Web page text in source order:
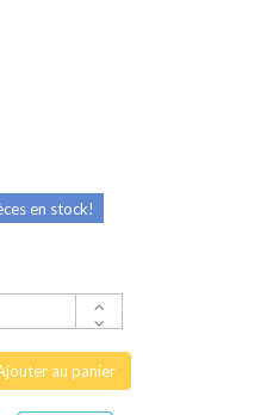
en stock!
au panier